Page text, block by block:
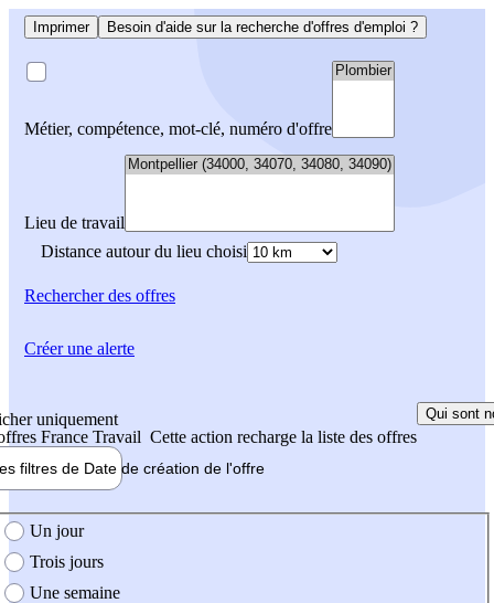
Imprimer Besoin d'aide sur la recherche d'offres d'emploi ?
Métier, compétence, mot-clé, numéro d'offre
Lieu de travail
Distance autour du lieu choisi
Rechercherdes offres
uniquement
France Travail Cette action recharge la liste des offres
Qui sont
filtres de Date de création de l'offre
création de l'offre
Un jour
Trois jours
Une semaine
Créer une alerte